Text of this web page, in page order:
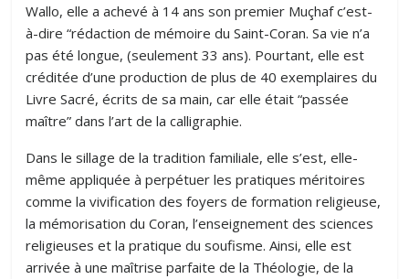
Wallo, elle a achevé à 14 ans son premier Muçhaf c’est-
à-dire “rédaction de mémoire du Saint-Coran. Sa vie n’a
pas été longue, (seulement 33 ans). Pourtant, elle est
créditée d’une production de plus de 40 exemplaires du
Livre Sacré, écrits de sa main, car elle était “passée
maître” dans l’art de la calligraphie.
Dans le sillage de la tradition familiale, elle s’est, elle-
même appliquée à perpétuer les pratiques méritoires
comme la vivification des foyers de formation religieuse,
la mémorisation du Coran, l’enseignement des sciences
religieuses et la pratique du soufisme. Ainsi, elle est
arrivée à une maîtrise parfaite de la Théologie, de la